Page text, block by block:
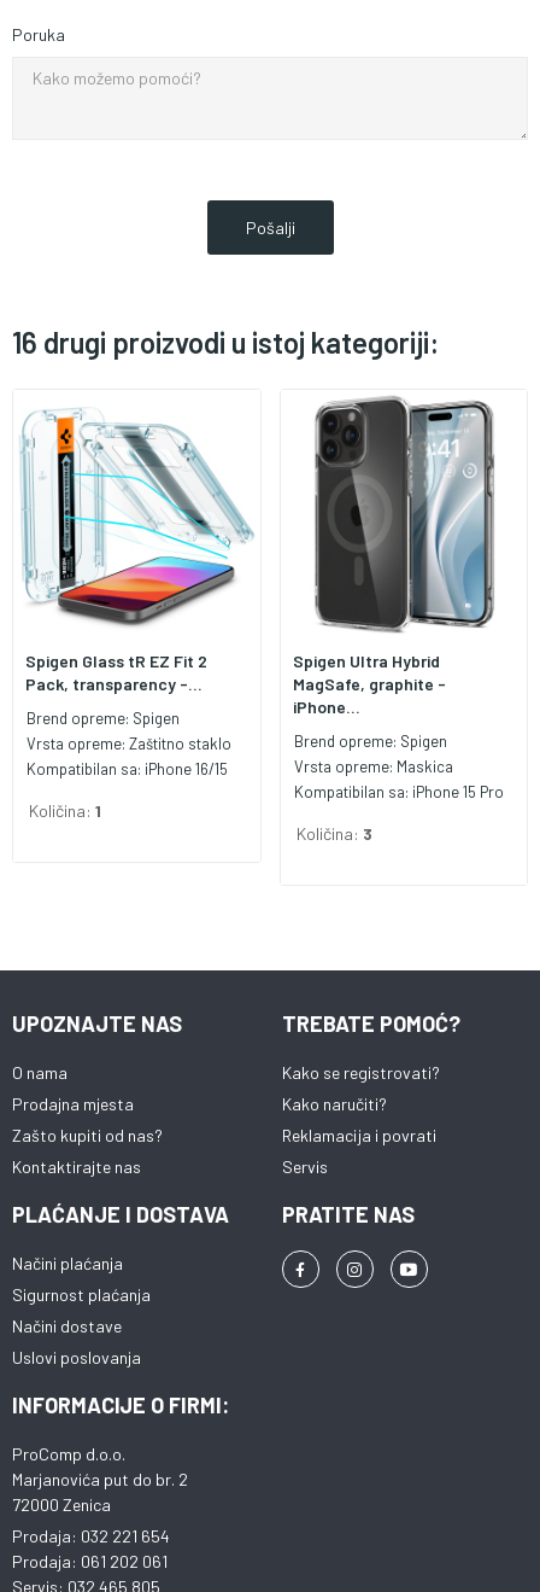
Poruka
16 drugi proizvodi u istoj kategoriji:
Spigen Glass tR EZ Fit 2
Pack, transparency -...
Brend opreme: Spigen
Vrsta opreme: Zaštitno staklo
Kompatibilan sa: iPhone 16/15
Količina: 1
Spigen Ultra Hybrid
MagSafe, graphite -
iPhone...
Brend opreme: Spigen
Vrsta opreme: Maskica
Kompatibilan sa: iPhone 15 Pro
Količina: 3
UPOZNAJTE NAS
O nama
Prodajna mjesta
Zašto kupiti od nas?
Kontaktirajte nas
TREBATE POMOĆ?
Kako se registrovati?
Kako naručiti?
Reklamacija i povrati
Servis
PLAĆANJE I DOSTAVA
Načini plaćanja
Sigurnost plaćanja
Načini dostave
Uslovi poslovanja
PRATITE NAS
INFORMACIJE O FIRMI:
ProComp d.o.o.
Marjanovića put do br. 2
72000 Zenica
Prodaja: 032 221 654
Prodaja: 061 202 061
Servis: 032 465 805